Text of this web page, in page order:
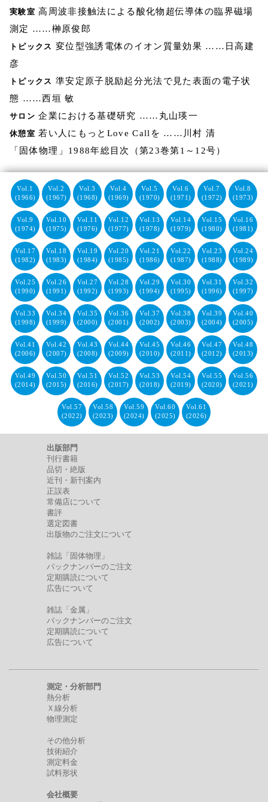
実験室 高周波非接触法による酸化物超伝導体の臨界磁場
測定 ……榊原俊郎
トピックス 変位型強誘電体のイオン質量効果 ……日高建
彦
トピックス 準安定原子脱励起分光法で見た表面の電子状
態 ……西垣 敏
サロン 企業における基礎研究 ……丸山瑛一
休憩室 若い人にもっとLove Callを ……川村 清
「固体物理」1988年総目次（第23巻第1～12号）
Vol.1
(1966)
Vol.2
(1967)
Vol.3
(1968)
Vol.4
(1969)
Vol.5
(1970)
Vol.6
(1971)
Vol.7
(1972)
Vol.8
(1973)
Vol.9
(1974)
Vol.10
(1975)
Vol.11
(1976)
Vol.12
(1977)
Vol.13
(1978)
Vol.14
(1979)
Vol.15
(1980)
Vol.16
(1981)
Vol.17
(1982)
Vol.18
(1983)
Vol.19
(1984)
Vol.20
(1985)
Vol.21
(1986)
Vol.22
(1987)
Vol.23
(1988)
Vol.24
(1989)
Vol.25
(1990)
Vol.26
(1991)
Vol.27
(1992)
Vol.28
(1993)
Vol.29
(1994)
Vol.30
(1995)
Vol.31
(1996)
Vol.32
(1997)
Vol.33
(1998)
Vol.34
(1999)
Vol.35
(2000)
Vol.36
(2001)
Vol.37
(2002)
Vol.38
(2003)
Vol.39
(2004)
Vol.40
(2005)
Vol.41
(2006)
Vol.42
(2007)
Vol.43
(2008)
Vol.44
(2009)
Vol.45
(2010)
Vol.46
(2011)
Vol.47
(2012)
Vol.48
(2013)
Vol.49
(2014)
Vol.50
(2015)
Vol.51
(2016)
Vol.52
(2017)
Vol.53
(2018)
Vol.54
(2019)
Vol.55
(2020)
Vol.56
(2021)
Vol.57
(2022)
Vol.58
(2023)
Vol.59
(2024)
Vol.60
(2025)
Vol.61
(2026)
出版部門
刊行書籍
品切・絶版
近刊・新刊案内
正誤表
常備店について
書評
選定図書
出版物のご注文について
雑誌「固体物理」
バックナンバーのご注文
定期購読について
広告について
雑誌「金属」
バックナンバーのご注文
定期購読について
広告について
測定・分析部門
熱分析
Ｘ線分析
物理測定
その他分析
技術紹介
測定料金
試料形状
会社概要